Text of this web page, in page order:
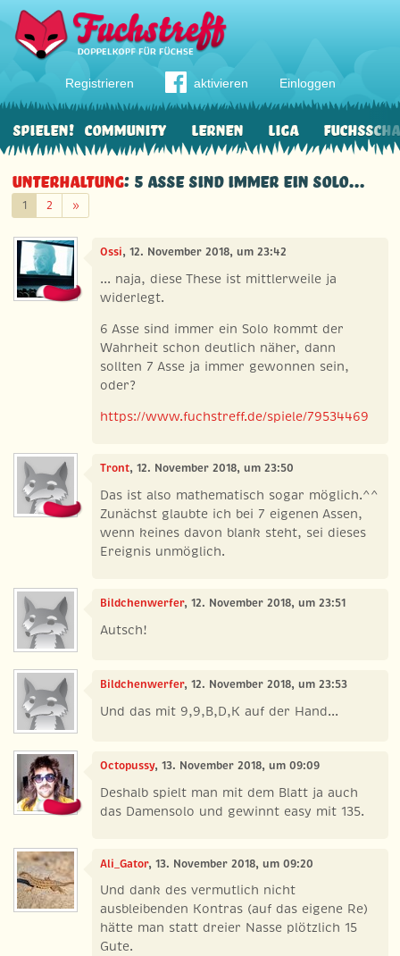
Registrieren aktivieren Einloggen
Community Lernen Liga
Spielen!
Unterhaltung: 5 Asse sind immer ein Solo...
1 2 »Weiter
Ossi, 12. November 2018, um 23:42
... naja, diese These ist mittlerweile ja
widerlegt.
6 Asse sind immer ein Solo kommt der
Wahrheit schon deutlich näher, dann
sollten 7 Asse ja immer gewonnen sein,
oder?
https://www.fuchstreff.de/spiele/79534469
Tront, 12. November 2018, um 23:50
Das ist also mathematisch sogar möglich.^^
Zunächst glaubte ich bei 7 eigenen Assen,
wenn keines davon blank steht, sei dieses
Ereignis unmöglich.
Bildchenwerfer, 12. November 2018, um 23:51
Autsch!
Bildchenwerfer, 12. November 2018, um 23:53
Und das mit 9,9,B,D,K auf der Hand...
Octopussy, 13. November 2018, um 09:09
Deshalb spielt man mit dem Blatt ja auch
das Damensolo und gewinnt easy mit 135.
Ali_Gator, 13. November 2018, um 09:20
Und dank des vermutlich nicht
ausbleibenden Kontras (auf das eigene Re)
hätte man statt dreier Nasse plötzlich 15
Gute.